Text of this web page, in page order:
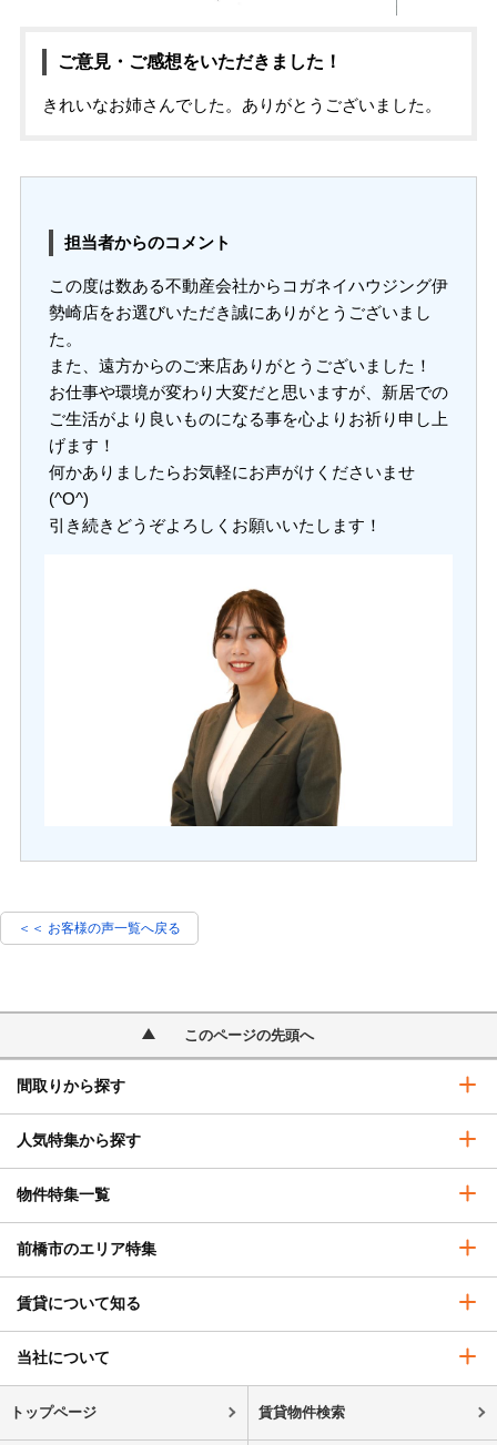
ご意見・ご感想をいただきました！
きれいなお姉さんでした。ありがとうございました。
担当者からのコメント
この度は数ある不動産会社からコガネイハウジング伊
勢崎店をお選びいただき誠にありがとうございまし
た。
また、遠方からのご来店ありがとうございました！
お仕事や環境が変わり大変だと思いますが、新居での
ご生活がより良いものになる事を心よりお祈り申し上
げます！
何かありましたらお気軽にお声がけくださいませ
(^O^)
引き続きどうぞよろしくお願いいたします！
＜＜ お客様の声一覧へ戻る
このページの先頭へ
間取りから探す
人気特集から探す
物件特集一覧
前橋市のエリア特集
賃貸について知る
当社について
トップページ 賃貸物件検索